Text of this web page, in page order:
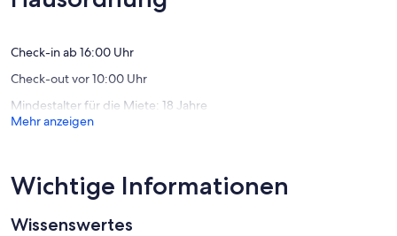
- Single bed
- Open wardrobe
Check-in ab 16:00 Uhr
Check-out vor 10:00 Uhr
Mindestalter für die Miete: 18 Jahre
Mehr anzeigen
Wichtige Informationen
Wissenswertes